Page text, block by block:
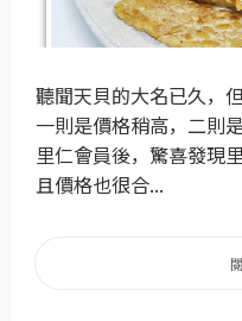
聽聞天貝的大名已久，
一則是價格稍高，二則
里仁會員後，驚喜發現
且價格也很合...